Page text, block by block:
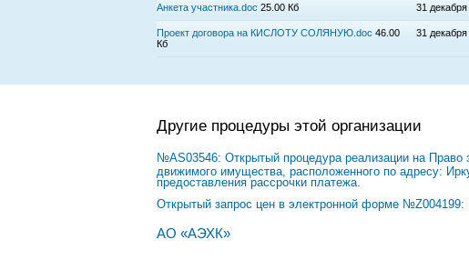
Анкета участника.doc 25.00 Кб 31 декабря
Проект договора на КИСЛОТУ СОЛЯНУЮ.doc 46.00
Кб
31 декабря
Другие процедуры этой организации
№AS03546: Открытый процедура реализации на Право
движимого имущества, расположенного по адресу:
предоставления рассрочки платежа.
Открытый запрос цен в электронной форме №Z004199:
АО «АЭХК»